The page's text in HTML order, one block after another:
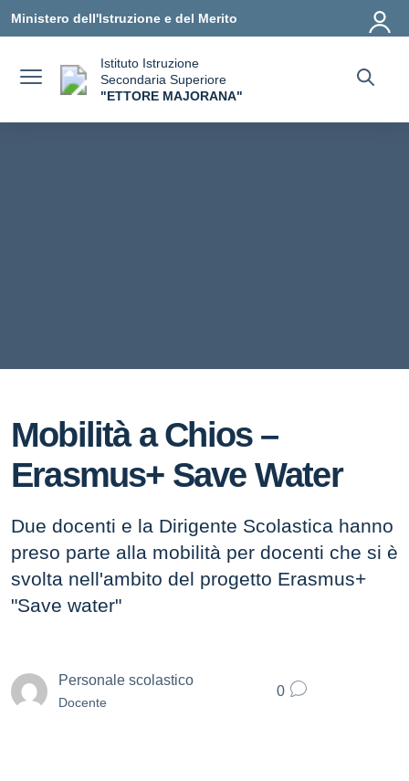
Ministero dell'Istruzione e del Merito
Istituto Istruzione
Secondaria Superiore
"ETTORE MAJORANA"
Mobilità a Chios –
Erasmus+ Save Water
Due docenti e la Dirigente Scolastica hanno
preso parte alla mobilità per docenti che si è
svolta nell'ambito del progetto Erasmus+
"Save water"
Personale scolastico
Docente
0